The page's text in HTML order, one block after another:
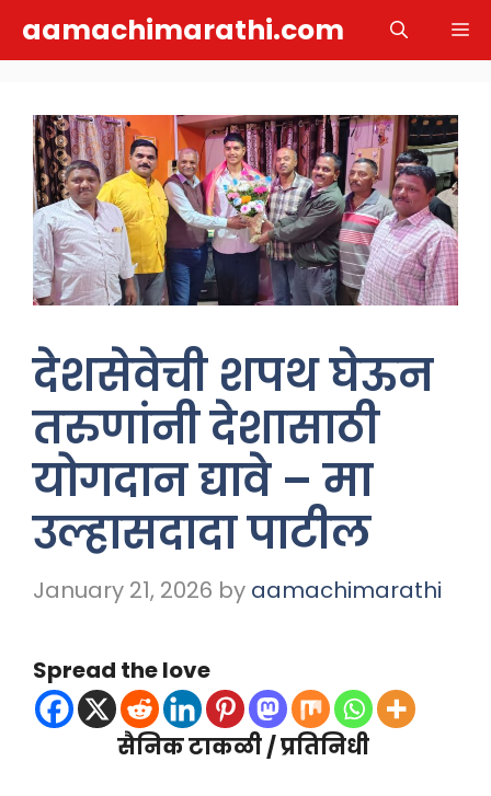
aamachimarathi.com
देशसेवेची शपथ घेऊन
तरुणांनी देशासाठी
योगदान द्यावे – मा
उल्हासदादा पाटील
January 21, 2026 by aamachimarathi
Spread the love
सैनिक टाकळी / प्रतिनिधी